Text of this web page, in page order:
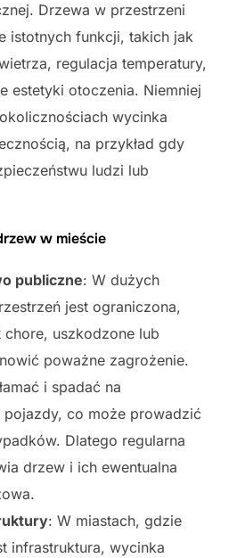
Drzewa w przestrzeni
istotnych funkcji, takich jak
regulacja temperatury,
estetyki otoczenia. Niemniej
wycinka
na przykład gdy
ludzi lub
w mieście
publiczne: W dużych
jest ograniczona,
uszkodzone lub
poważne zagrożenie.
i spadać na
co może prowadzić
Dlatego regularna
drzew i ich ewentualna
: W miastach, gdzie
infrastruktura, wycinka